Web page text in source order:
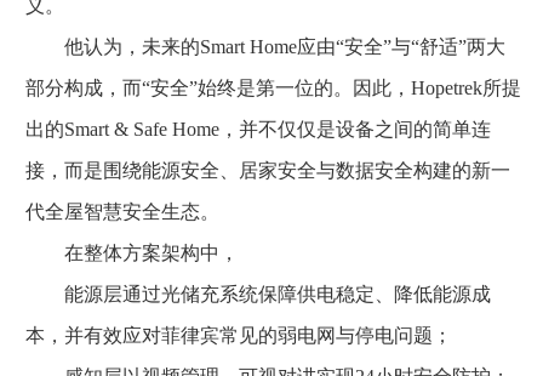
义。
他认为，未来的Smart Home应由“安全”与“舒适”两大
部分构成，而“安全”始终是第一位的。因此，Hopetrek所提
出的Smart & Safe Home，并不仅仅是设备之间的简单连
接，而是围绕能源安全、居家安全与数据安全构建的新一
代全屋智慧安全生态。
在整体方案架构中，
能源层通过光储充系统保障供电稳定、降低能源成
本，并有效应对菲律宾常见的弱电网与停电问题；